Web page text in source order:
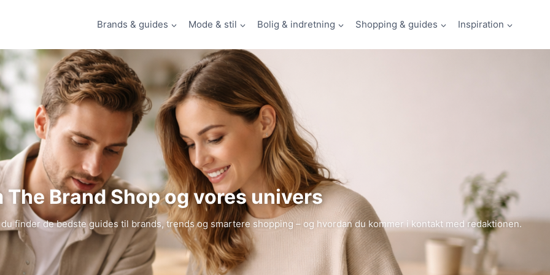
Brands & guides Mode & stil Bolig & indretning Shopping & guides Inspiration
Brand Shop og vores univers
finder de bedste guides til brands, trends og smartere shopping – og hvordan du kommer i kontakt med redaktionen.